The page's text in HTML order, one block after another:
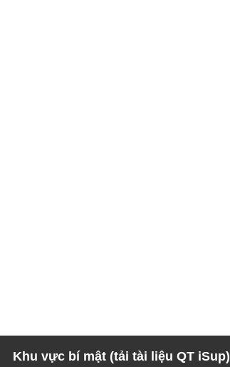
Khu vực bí mật (tải tài liệu QT iSup)